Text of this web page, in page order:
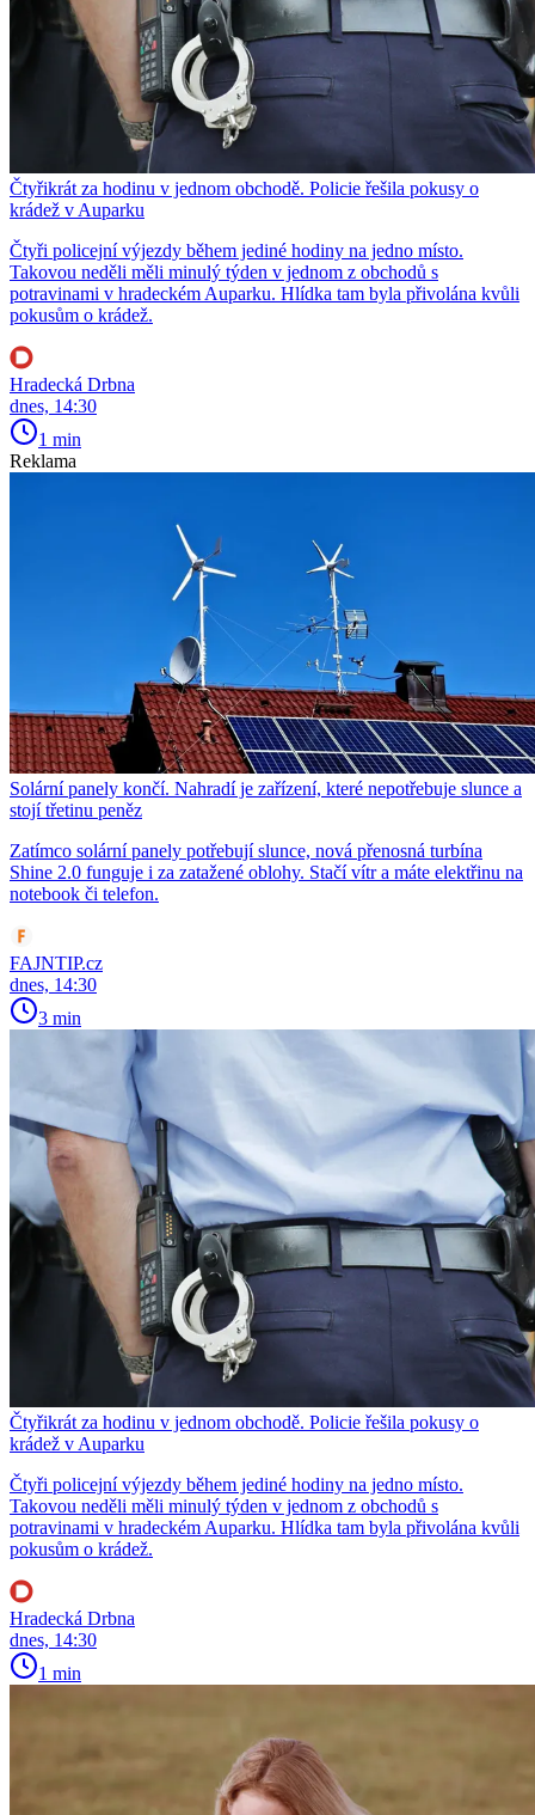
Čtyřikrát za hodinu v jednom obchodě. Policie řešila pokusy o
krádež v Auparku
Čtyři policejní výjezdy během jediné hodiny na jedno místo.
Takovou neděli měli minulý týden v jednom z obchodů s
potravinami v hradeckém Auparku. Hlídka tam byla přivolána kvůli
pokusům o krádež.
Hradecká Drbna
dnes, 14:30
1 min
Reklama
Solární panely končí. Nahradí je zařízení, které nepotřebuje slunce a
stojí třetinu peněz
Zatímco solární panely potřebují slunce, nová přenosná turbína
Shine 2.0 funguje i za zatažené oblohy. Stačí vítr a máte elektřinu na
notebook či telefon.
FAJNTIP.cz
dnes, 14:30
3 min
Čtyřikrát za hodinu v jednom obchodě. Policie řešila pokusy o
krádež v Auparku
Čtyři policejní výjezdy během jediné hodiny na jedno místo.
Takovou neděli měli minulý týden v jednom z obchodů s
potravinami v hradeckém Auparku. Hlídka tam byla přivolána kvůli
pokusům o krádež.
Hradecká Drbna
dnes, 14:30
1 min